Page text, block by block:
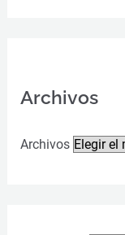
Archivos
Archivos